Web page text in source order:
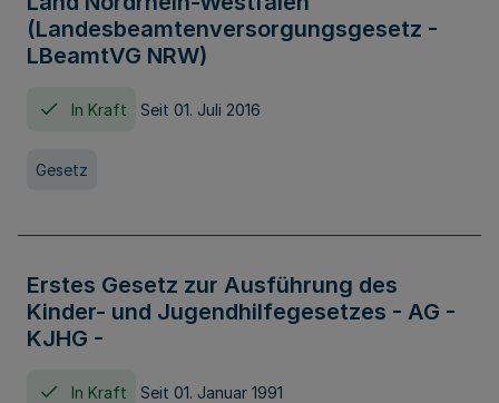
(Landesbeamtenversorgungsgesetz -
LBeamtVG NRW)
In Kraft Seit 01. Juli 2016
Gesetz
Erstes Gesetz zur Ausführung des
Kinder- und Jugendhilfegesetzes - AG -
KJHG -
In Kraft Seit 01. Januar 1991